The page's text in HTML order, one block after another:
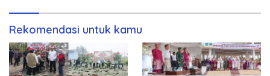
Rekomendasi untuk kamu